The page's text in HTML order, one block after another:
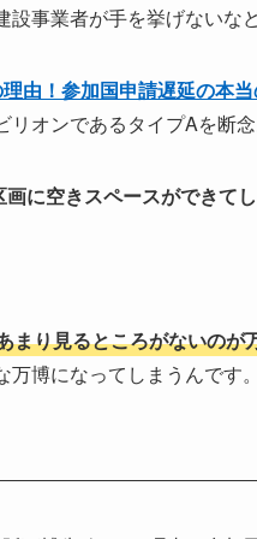
事業者が手を挙げないな
由！参加国申請遅延の本当
オンであるタイプAを断念
に空きスペースができてし
まり見るところがないのが
博になってしまうんです。